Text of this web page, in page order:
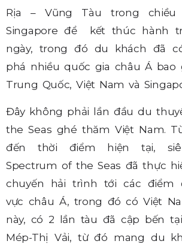
Rịa – Vũng Tàu trong chiều
Singapore để kết thúc hành
ngày, trong đó du khách đã
phá nhiều quốc gia châu Á bao
Trung Quốc, Việt Nam và
Đây không phải lần đầu du
the Seas ghé thăm Việt Nam.
đến thời điểm hiện tại,
Spectrum of the Seas đã thực
chuyến hải trình tới các điểm
vực châu Á, trong đó có Việt
này, có 2 lần tàu đã cập bến
Mép-Thị Vải, từ đó mang du